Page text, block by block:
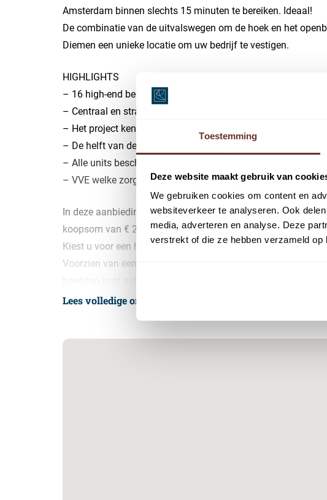
Toestemming
Deze website maakt gebruik van
We gebruiken cookies om content en
websiteverkeer te analyseren. Ook
media, adverteren en analyse. Deze
verstrekt of die ze hebben verzameld
Amsterdam binnen slechts 15 minuten te bereiken. Ideaal!
De combinatie van de uitvalswegen om de hoek en het
Diemen een unieke locatie om uw bedrijf te vestigen.
HIGHLIGHTS
– 16 high-end bedrijfsunits op het bedrijventerrein Verrijn
– Centraal en strategisch gelegen met openbaar vervoer op
– Het project kent 3 type units, variërend tussen de 73 m² 116
– De helft van de units zijn voorzien van een ruim opgezet
– Alle units beschikken over 1 tot 3 eigen parkeerplaatsen.
– VVE welke zorgt draagt voor het behoud van kwaliteit en
In deze aanbieding willen we unit 5 type B uitlichten. Unit 5
koopsom van € 210.000,00 VON excl. BTW.
Kiest u voor een hoogwaardige, praktische en functionele
Voorzien van een praktische overheaddeur en donker
– Stoere uitstraling door het donkere sandwichpaneel te
Lees volledige omschrijving